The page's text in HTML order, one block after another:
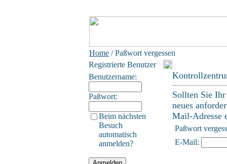
Home / Paßwort vergessen
Registrierte Benutzer
Benutzername:
Paßwort:
Beim nächsten
Besuch
automatisch
anmelden?
Sollten Sie
neues
Mail-Adresse
Paßwort
E-Mail: